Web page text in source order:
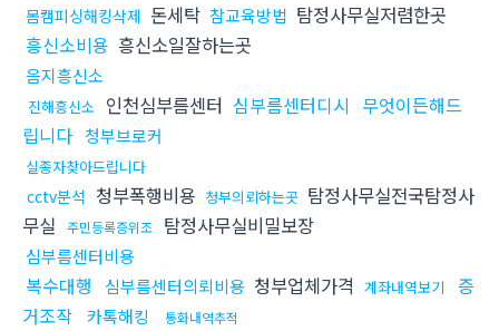
몸캠피싱해킹삭제 돈세탁 참교육방법 탐정사무실저렴한곳
흥신소비용 흥신소일잘하는곳
음지흥신소
진해흥신소 인천심부름센터 심부름센터디시 무엇이든해드
립니다 청부브로커
실종자찾아드립니다
cctv분석 청부폭행비용 청부의뢰하는곳 탐정사무실전국탐정사
무실
주민등록증위조 탐정사무실비밀보장
심부름센터비용
복수대행 심부름센터의뢰비용 청부업체가격 계좌내역보기
증
거조작
카톡해킹 통화내역추적